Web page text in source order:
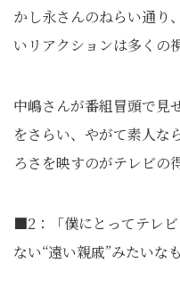
かし永さんのねらい通り
いリアクションは多くの
中嶋さんが番組冒頭で見
をさらい、やがて素人な
ろさを映すのがテレビの
■2：「僕にとってテレ
ない“遠い親戚”みたいなも